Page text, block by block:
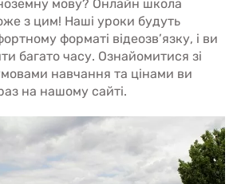
мову? Онлайн школа
з цим! Наші уроки будуть
форматі відеозв’язку, і ви
багато часу. Ознайомитися зі
навчання та цінами ви
на нашому сайті.